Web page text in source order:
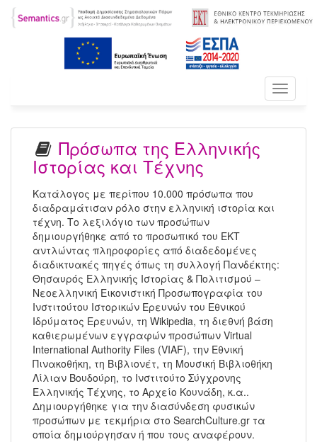
Toggle
Πρόσωπα της Ελληνικής
Ιστορίας και Τέχνης
Κατάλογος με περίπου 10.000 πρόσωπα που
διαδραμάτισαν ρόλο στην ελληνική ιστορία και
τέχνη. Το λεξιλόγιο των προσώπων
δημιουργήθηκε από το προσωπικό του ΕΚΤ
αντλώντας πληροφορίες από διαδεδομένες
διαδικτυακές πηγές όπως τη συλλογή Πανδέκτης:
Θησαυρός Ελληνικής Ιστορίας & Πολιτισμού –
Νεοελληνική Εικονιστική Προσωπογραφία του
Ινστιτούτου Ιστορικών Ερευνών του Εθνικού
Ιδρύματος Ερευνών, τη Wikipedia, τη διεθνή βάση
καθιερωμένων εγγραφών προσώπων Virtual
International Authority Files (VIAF), την Εθνική
Πινακοθήκη, τη Βιβλιονέτ, τη Μουσική Βιβλιοθήκη
Λίλιαν Βουδούρη, το Ινστιτούτο Σύγχρονης
Ελληνικής Τέχνης, το Αρχείο Κουνάδη, κ.α..
Δημιουργήθηκε για την διασύνδεση φυσικών
προσώπων με τεκμήρια στο SearchCulture.gr τα
οποία δημιούργησαν ή που τους αναφέρουν.